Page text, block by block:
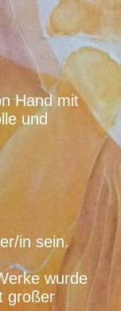
Hand mit
und
in sein.
wurde
großer